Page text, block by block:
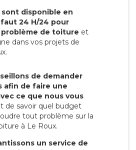
disponible en
24 H/24 pour
de toiture et
dans vos projets de
de demander
afin de faire une
ce que nous vous
de savoir quel budget
tout problème sur la
à Le Roux.
un service de